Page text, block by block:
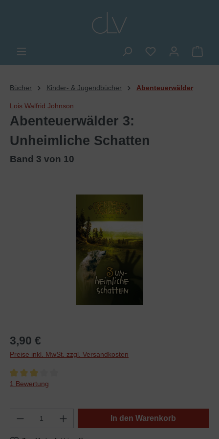
Du hast 0
Bücher Kinder- & Jugendbücher Abenteuerwälder
Lois Walfrid Johnson
Abenteuerwälder 3:
Unheimliche Schatten
Band 3 von 10
3,90 €
Preise inkl. MwSt. zzgl. Versandkosten
Durchschnittliche Bewertung von 3 von 5 Sternen
1 Bewertung
In den Warenkorb